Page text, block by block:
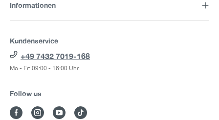
Informationen
Kundenservice
+49 7432 7019-168
Mo - Fr: 09:00 - 16:00 Uhr
Follow us